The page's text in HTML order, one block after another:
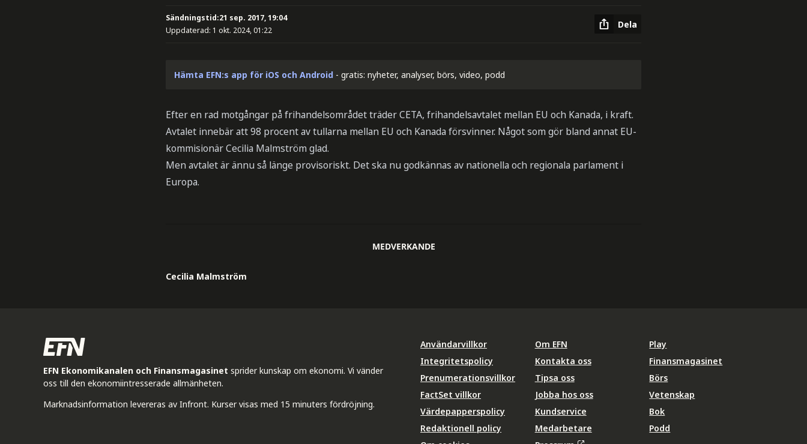
Sändningstid:21 sep. 2017, 19:04
Uppdaterad: 1 okt. 2024, 01:22
Dela
Hämta EFN:s app för iOS och Android - gratis: nyheter, analyser, börs, video, podd
Efter en rad motgångar på frihandelsområdet träder CETA, frihandelsavtalet mellan EU och Kanada, i kraft.
Avtalet innebär att 98 procent av tullarna mellan EU och Kanada försvinner. Något som gör bland annat EU-
kommisionär Cecilia Malmström glad.
Men avtalet är ännu så länge provisoriskt. Det ska nu godkännas av nationella och regionala parlament i
Europa.
MEDVERKANDE
Cecilia Malmström
EFN Ekonomikanalen och Finansmagasinet sprider kunskap om ekonomi. Vi vänder
oss till den ekonomiintresserade allmänheten.
Marknadsinformation levereras av Infront. Kurser visas med 15 minuters fördröjning.
Användarvillkor
Integritetspolicy
Prenumerationsvillkor
FactSet villkor
Värdepapperspolicy
Redaktionell policy
Om EFN
Kontakta oss
Tipsa oss
Jobba hos oss
Kundservice
Medarbetare
Play
Finansmagasinet
Börs
Vetenskap
Bok
Podd